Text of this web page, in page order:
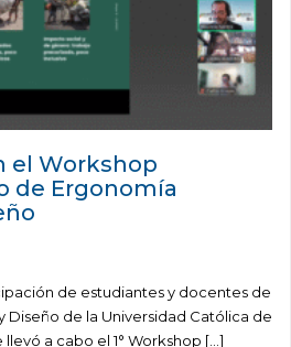
el Workshop
de Ergonomía
de estudiantes y docentes de
Diseño de la Universidad Católica de
llevó a cabo el 1° Workshop […]